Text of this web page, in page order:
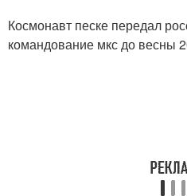
Космонавт песке передал
командование мкс до весны